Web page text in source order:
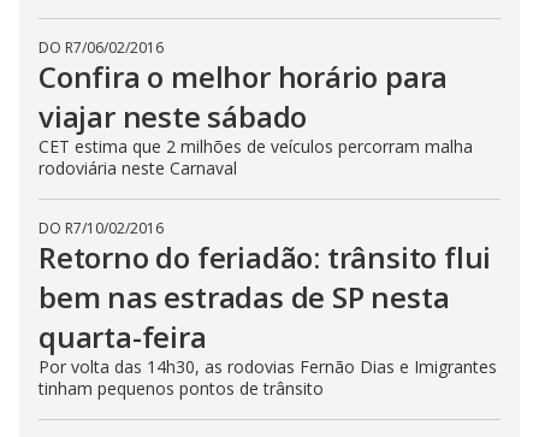
DO R7/06/02/2016
Confira o melhor horário para
viajar neste sábado
CET estima que 2 milhões de veículos percorram malha
rodoviária neste Carnaval
DO R7/10/02/2016
Retorno do feriadão: trânsito flui
bem nas estradas de SP nesta
quarta-feira
Por volta das 14h30, as rodovias Fernão Dias e Imigrantes
tinham pequenos pontos de trânsito